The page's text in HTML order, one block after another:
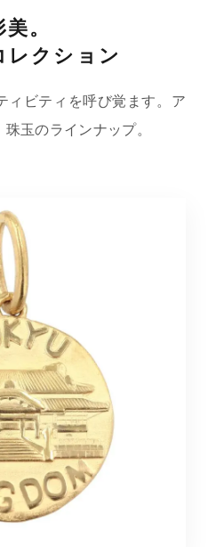
。
レクション
ィビティを呼び覚ます。ア
玉のラインナップ。